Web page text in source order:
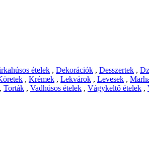
ételek , Dekorációk , Desszertek ,
, Krémek , Lekvárok , Levesek ,
, Torták , Vadhúsos ételek , Vágykeltő ételek ,